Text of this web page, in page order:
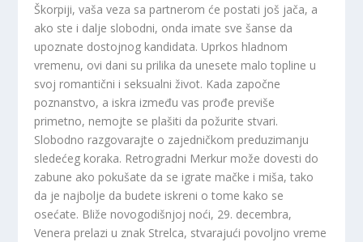
Škorpiji, vaša veza sa partnerom će postati još jača, a
ako ste i dalje slobodni, onda imate sve šanse da
upoznate dostojnog kandidata. Uprkos hladnom
vremenu, ovi dani su prilika da unesete malo topline u
svoj romantični i seksualni život. Kada započne
poznanstvo, a iskra između vas prođe previše
primetno, nemojte se plašiti da požurite stvari.
Slobodno razgovarajte o zajedničkom preduzimanju
sledećeg koraka. Retrogradni Merkur može dovesti do
zabune ako pokušate da se igrate mačke i miša, tako
da je najbolje da budete iskreni o tome kako se
osećate. Bliže novogodišnjoj noći, 29. decembra,
Venera prelazi u znak Strelca, stvarajući povoljno vreme